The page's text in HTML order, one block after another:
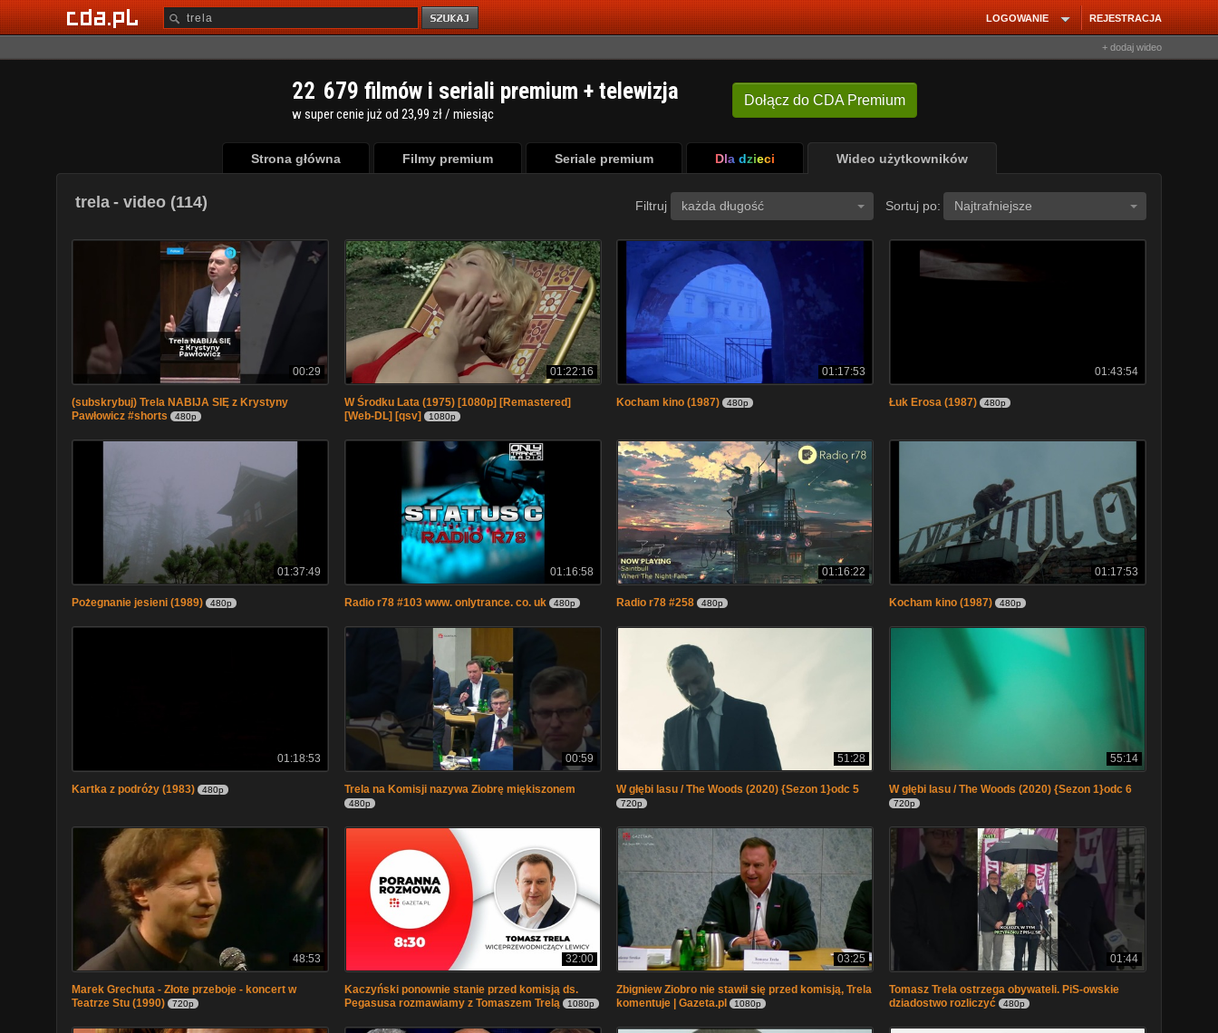
REJESTRACJA
LOGOWANIE
+ dodaj wideo
Dołącz do CDA Premium
22 679 filmów i seriali premium + telewizja
w super cenie już od 23,99 zł / miesiąc
Strona główna Filmy premium Seriale premium Dla dzieci Wideo użytkowników
trela - video (114) Filtruj każda długość Sortuj po: Najtrafniejsze
00:29
(subskrybuj) Trela NABIJA SIĘ z Krystyny
Pawłowicz #shorts
480p
01:22:16
W Środku Lata (1975) [1080p] [Remastered]
[Web-DL] [qsv]
1080p
01:17:53
Kocham kino (1987) 480p
01:43:54
Łuk Erosa (1987) 480p
01:37:49
Pożegnanie jesieni (1989) 480p
01:16:58
Radio r78 #103 www. onlytrance. co. uk 480p
01:16:22
Radio r78 #258 480p
01:17:53
Kocham kino (1987) 480p
01:18:53
Kartka z podróży (1983) 480p
00:59
Trela na Komisji nazywa Ziobrę miękiszonem
480p
51:28
W głębi lasu / The Woods (2020) {Sezon 1}odc 5
720p
55:14
W głębi lasu / The Woods (2020) {Sezon 1}odc 6
720p
48:53
Marek Grechuta - Złote przeboje - koncert w
Teatrze Stu (1990)
720p
32:00
Kaczyński ponownie stanie przed komisją ds.
Pegasusa rozmawiamy z Tomaszem Trelą
1080p
03:25
Zbigniew Ziobro nie stawił się przed komisją, Trela
komentuje | Gazeta.pl
1080p
01:44
Tomasz Trela ostrzega obywateli. PiS-owskie
dziadostwo rozliczyć
480p